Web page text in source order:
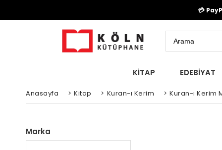
💳
KİTAP EDEBİYAT
Anasayfa > Kitap > Kuran-ı Kerim > Kuran-ı Kerim
Marka